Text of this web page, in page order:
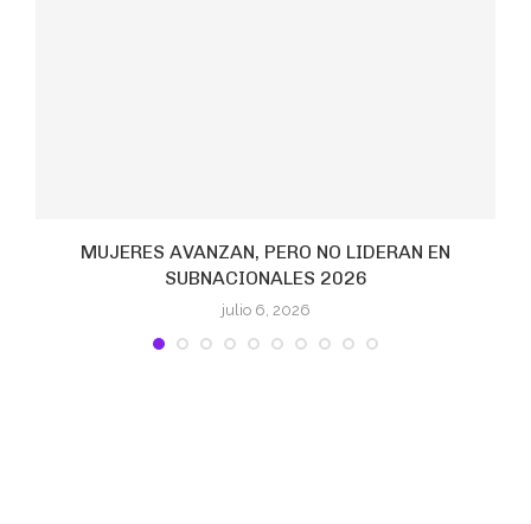
MUJERES AVANZAN, PERO NO LIDERAN EN
SUBNACIONALES 2026
julio 6, 2026